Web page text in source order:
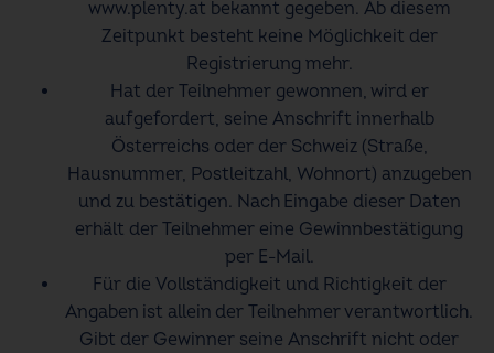
www.plenty.at bekannt gegeben. Ab diesem
Zeitpunkt besteht keine Möglichkeit der
Registrierung mehr.
Hat der Teilnehmer gewonnen, wird er
aufgefordert, seine Anschrift innerhalb
Österreichs oder der Schweiz (Straße,
Hausnummer, Postleitzahl, Wohnort) anzugeben
und zu bestätigen. Nach Eingabe dieser Daten
erhält der Teilnehmer eine Gewinnbestätigung
per E-Mail.
Für die Vollständigkeit und Richtigkeit der
Angaben ist allein der Teilnehmer verantwortlich.
Gibt der Gewinner seine Anschrift nicht oder